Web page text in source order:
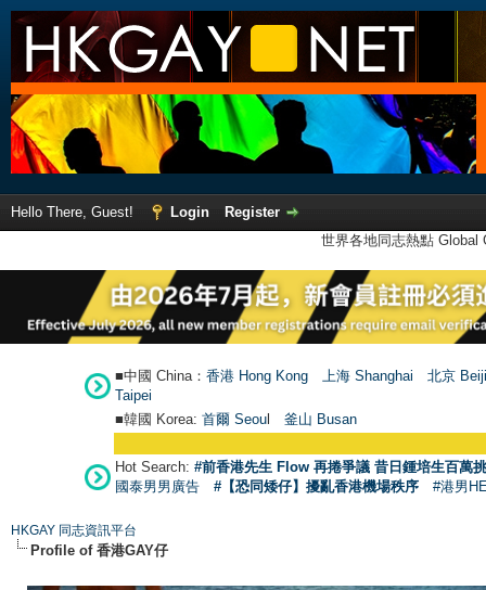
Hello There, Guest! Login
Register
世界各地同志熱點
■中國 China： 香港 Hong Kong 上海 Shanghai
北京
Taipei
■韓國 Korea: 首爾 Seoul 釜山 Busan
Hot Search: #前香港先生 Flow 再捲爭議 昔日鍾培生百萬
國泰男男廣告
#【恐同矮仔】擾亂香港機場秩序 #港男
HKGAY 同志資訊平台
Profile of 香港GAY仔